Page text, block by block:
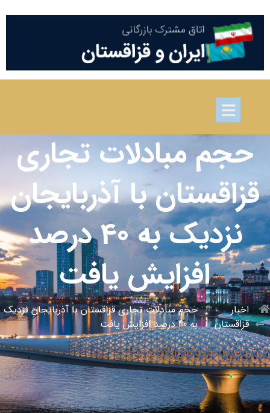
حجم مبادلات تجاری
قزاقستان با آذربایجان
نزدیک به 40 درصد
افزایش یافت
اخبار
قزاقستان
حجم مبادلات تجاری قزاقستان با آذربایجان نزدیک
به 40 درصد افزایش یافت